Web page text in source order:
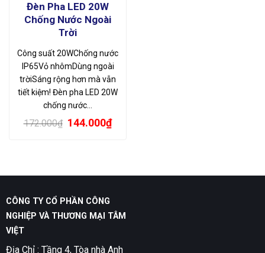
Đèn Pha LED 20W
Chống Nước Ngoài
Trời
Công suất 20WChống nước
IP65Vỏ nhômDùng ngoài
trờiSáng rộng hơn mà vẫn
tiết kiệm! Đèn pha LED 20W
chống nước…
172.000₫ Giá
144.000₫Giá
CÔNG TY CỔ PHẦN CÔNG
NGHIỆP VÀ THƯƠNG MẠI TÂM
VIỆT
Địa Chỉ : Tầng 4, Tòa nhà Anh